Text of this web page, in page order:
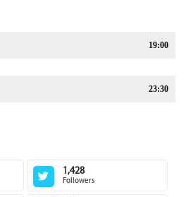
19:00
23:30
1,428
Followers